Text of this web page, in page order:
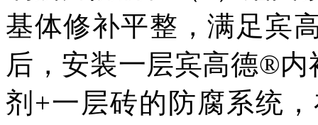
基体修补平整，满足宾
后， 安装一层宾高德®内
剂 +一层砖的防腐系统